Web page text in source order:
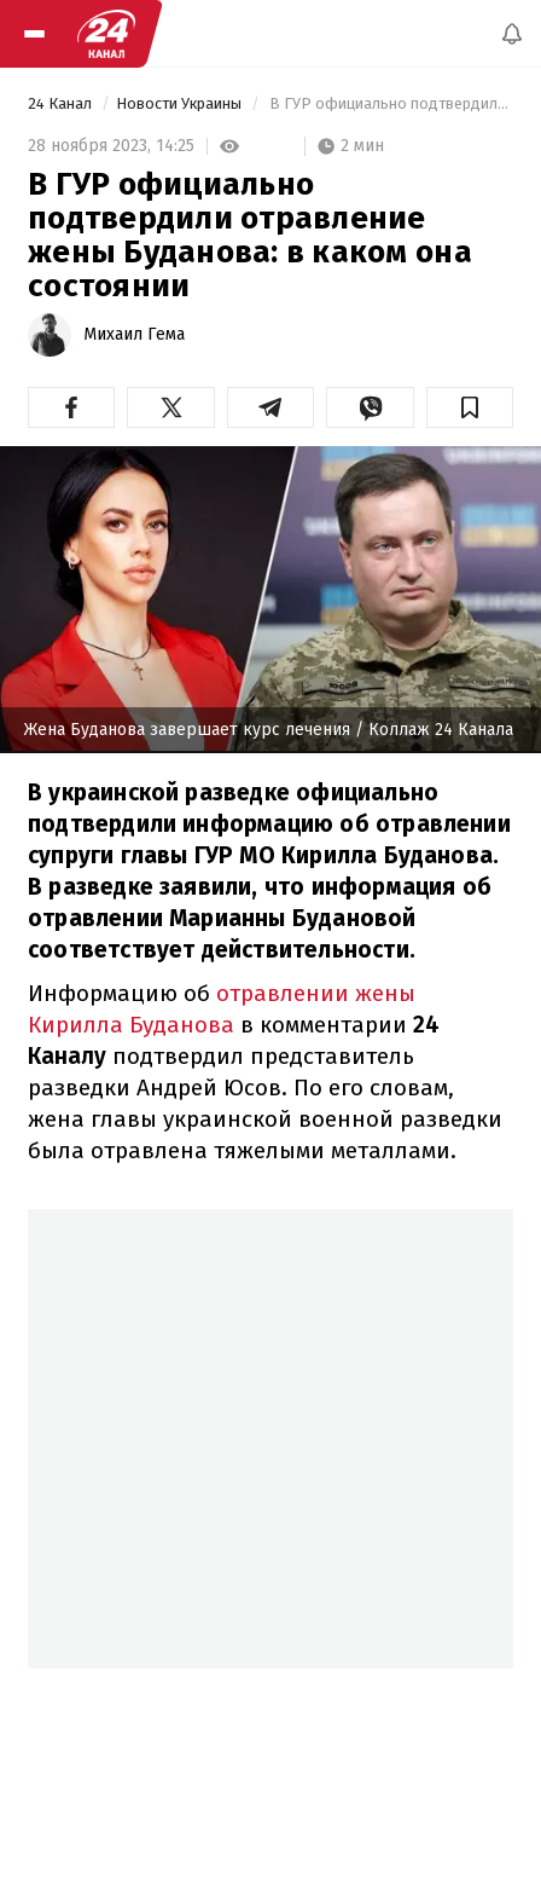
24 Канал Новости Украины В ГУР официально подтвердили отравление жены Буданова: в каком она состоянии
28 ноября 2023, 14:25 2 мин
В ГУР официально
подтвердили отравление
жены Буданова: в каком она
состоянии
Михаил Гема
Жена Буданова завершает курс лечения/ Коллаж 24 Канала
В украинской разведке официально
подтвердили информацию об отравлении
супруги главы ГУР МО Кирилла Буданова.
В разведке заявили, что информация об
отравлении Марианны Будановой
соответствует действительности.
Информацию об отравлении жены
Кирилла Буданова в комментарии 24
Каналу подтвердил представитель
разведки Андрей Юсов. По его словам,
жена главы украинской военной разведки
была отравлена тяжелыми металлами.